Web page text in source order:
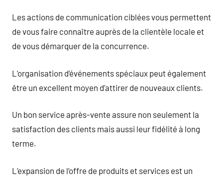
Les actions de communication ciblées vous permettent
de vous faire connaître auprès de la clientèle locale et
de vous démarquer de la concurrence.
L’organisation d’événements spéciaux peut également
être un excellent moyen d’attirer de nouveaux clients.
Un bon service après-vente assure non seulement la
satisfaction des clients mais aussi leur fidélité à long
terme.
L’expansion de l’offre de produits et services est un